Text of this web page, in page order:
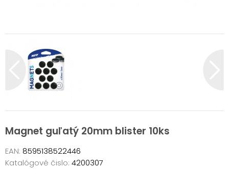
Magnet guľatý 20mm blister 10ks
EAN: 8595138522446
Katalógové čislo: 4200307